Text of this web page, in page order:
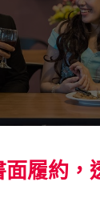
面履約，